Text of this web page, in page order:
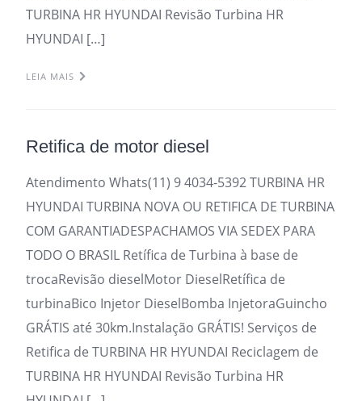
TURBINA HR HYUNDAI Revisão Turbina HR
HYUNDAI […]
LEIA MAIS
Retifica de motor diesel
Atendimento Whats(11) 9 4034-5392 TURBINA HR
HYUNDAI TURBINA NOVA OU RETIFICA DE TURBINA
COM GARANTIADESPACHAMOS VIA SEDEX PARA
TODO O BRASIL Retífica de Turbina à base de
trocaRevisão dieselMotor DieselRetífica de
turbinaBico Injetor DieselBomba InjetoraGuincho
GRÁTIS até 30km.Instalação GRÁTIS! Serviços de
Retifica de TURBINA HR HYUNDAI Reciclagem de
TURBINA HR HYUNDAI Revisão Turbina HR